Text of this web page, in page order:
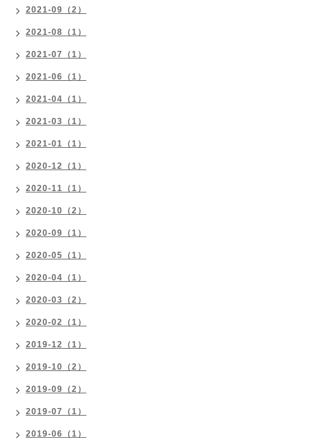
2021-09（2）
2021-08（1）
2021-07（1）
2021-06（1）
2021-04（1）
2021-03（1）
2021-01（1）
2020-12（1）
2020-11（1）
2020-10（2）
2020-09（1）
2020-05（1）
2020-04（1）
2020-03（2）
2020-02（1）
2019-12（1）
2019-10（2）
2019-09（2）
2019-07（1）
2019-06（1）